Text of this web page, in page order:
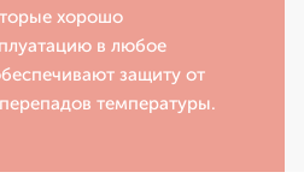
хорошо
в любое
защиту от
температуры.